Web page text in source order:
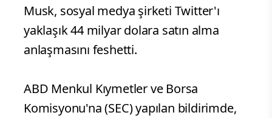
Musk, sosyal medya şirketi Twitter'ı
yaklaşık 44 milyar dolara satın alma
anlaşmasını feshetti.
ABD Menkul Kıymetler ve Borsa
Komisyonu'na (SEC) yapılan bildirimde,